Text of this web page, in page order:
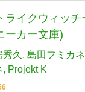
ライクウィッチ
ーカー文庫)
久 島田フミカネ
Projekt K